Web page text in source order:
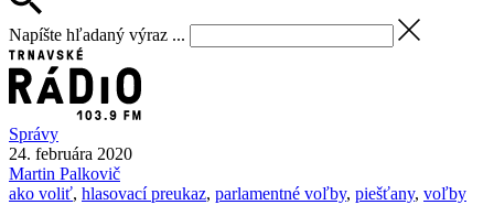
Napíšte hľadaný výraz ...
Správy
24. februára 2020
Martin Palkovič
ako voliť, hlasovací preukaz, parlamentné voľby, piešťany, voľby